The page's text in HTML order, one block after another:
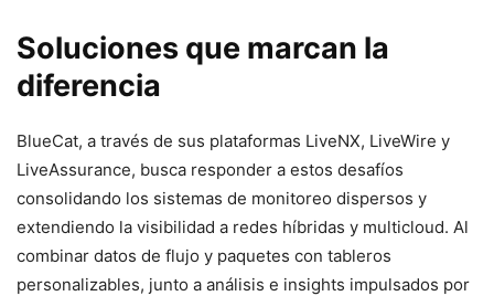
Soluciones que marcan la
diferencia
BlueCat, a través de sus plataformas LiveNX, LiveWire y
LiveAssurance, busca responder a estos desafíos
consolidando los sistemas de monitoreo dispersos y
extendiendo la visibilidad a redes híbridas y multicloud. Al
combinar datos de flujo y paquetes con tableros
personalizables, junto a análisis e insights impulsados por